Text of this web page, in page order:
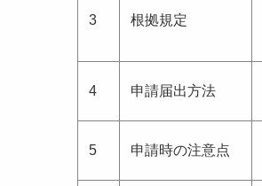
3 根拠規定
4 申請届出方法
5 申請時の注意点